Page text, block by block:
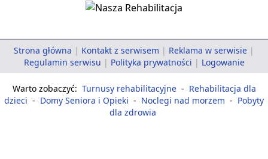
Strona główna | Kontakt z serwisem | Reklama w serwisie |
Regulamin serwisu | Polityka prywatności | Logowanie
Warto zobaczyć: Turnusy rehabilitacyjne - Rehabilitacja dla
dzieci - Domy Seniora i Opieki - Noclegi nad morzem - Pobyty
dla zdrowia